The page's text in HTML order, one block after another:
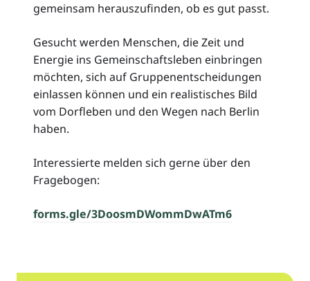
gemeinsam herauszufinden, ob es gut passt.
Gesucht werden Menschen, die Zeit und
Energie ins Gemeinschaftsleben einbringen
möchten, sich auf Gruppenentscheidungen
einlassen können und ein realistisches Bild
vom Dorfleben und den Wegen nach Berlin
haben.
Interessierte melden sich gerne über den
Fragebogen:
forms.gle/3DoosmDWommDwATm6